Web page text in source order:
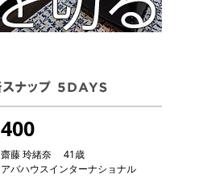
400
齋藤 玲緒奈 41歳
アバハウスインターナショナル